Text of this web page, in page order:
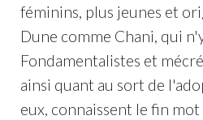
féminins, plus jeunes et
Dune comme Chani, qui
Fondamentalistes et
ainsi quant au sort de
eux, connaissent le fin mot